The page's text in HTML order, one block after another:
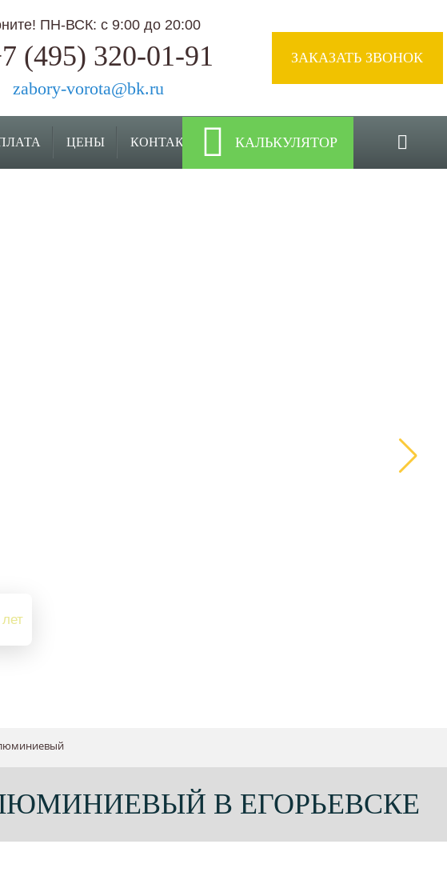
ПН-ВСК: с 9:00 до 20:00
(495) 320-01-91
zabory-vorota@bk.ru
ЗАКАЗАТЬ ЗВОНОК
ЦЕНЫ КОНТАКТЫ КАЛЬКУЛЯТОР
В ЕГОРЬЕВСКЕ